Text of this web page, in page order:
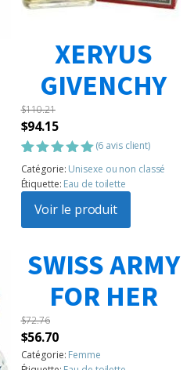
XERYUS
GIVENCHY
$110.21
Le
prix
initial
était :
$110.21.
$94.15Le
prix
actuel
est :
$94.15.
Noté5.00
sur 5
basé sur
6
notations
client
(6 avis client)
Catégorie: Unisexe ou non classé
Étiquette: Eau de toilette
Voir le produit
SWISS ARMY
FOR HER
$72.76
Le
prix
$56.70Le
prix
Catégorie: Femme